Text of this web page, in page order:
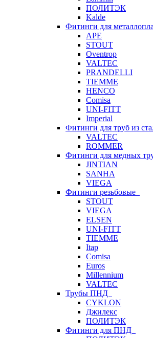
ПОЛИТЭК
Kalde
Фитинги для
APE
STOUT
Oventrop
VALTEC
PRANDELLI
TIEMME
HENCO
Comisa
UNI-FITT
Imperial
Фитинги для труб из
VALTEC
ROMMER
Фитинги для медных
JINTIAN
SANHA
VIEGA
Фитинги резьбовые
STOUT
VIEGA
ELSEN
UNI-FITT
TIEMME
Itap
Comisa
Euros
Millennium
VALTEC
Трубы ПНД
CYKLON
Джилекс
ПОЛИТЭК
Фитинги для ПНД